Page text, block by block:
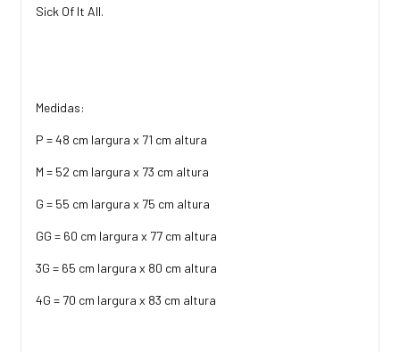
Sick Of It All.
Medidas:
P = 48 cm largura x 71 cm altura
M = 52 cm largura x 73 cm altura
G = 55 cm largura x 75 cm altura
GG = 60 cm largura x 77 cm altura
3G = 65 cm largura x 80 cm altura
4G = 70 cm largura x 83 cm altura